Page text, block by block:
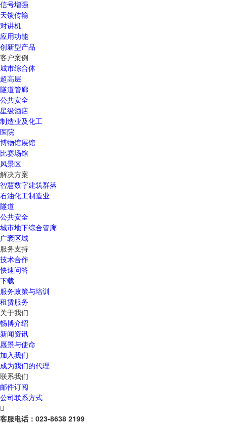
信号增强
天馈传输
对讲机
应用功能
创新型产品
客户案例
城市综合体
超高层
隧道管廊
公共安全
星级酒店
制造业及化工
医院
博物馆展馆
比赛场馆
风景区
解决方案
智慧数字建筑群落
石油化工制造业
隧道
公共安全
城市地下综合管廊
广袤区域
服务支持
技术合作
快速问答
下载
服务政策与培训
租赁服务
关于我们
畅博介绍
新闻资讯
愿景与使命
加入我们
成为我们的代理
联系我们
邮件订阅
公司联系方式

客服电话： 023-8638 2199